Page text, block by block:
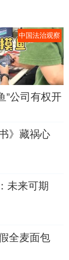
中国法治观察
”公司有权开
》藏祸心
未来可期
全麦面包